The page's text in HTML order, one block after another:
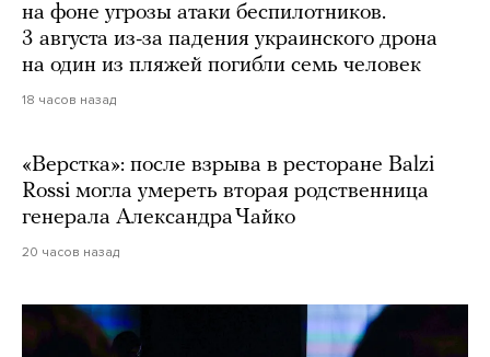
на фоне угрозы атаки беспилотников.
3 августа из-за падения украинского дрона
на один из пляжей погибли семь человек
18 часов назад
«Верстка»: после взрыва в ресторане Balzi
Rossi могла умереть вторая родственница
генерала Александра Чайко
20 часов назад